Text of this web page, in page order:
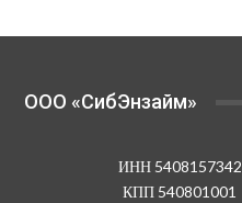
выбрать
товара.
OOO «СибЭнзайм»
ИНН 5408157342
КПП 540801001